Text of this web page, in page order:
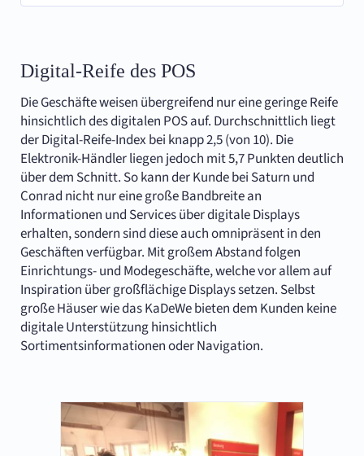
Digital-Reife des POS
Die Geschäfte weisen übergreifend nur eine geringe Reife
hinsichtlich des digitalen POS auf. Durchschnittlich liegt
der Digital-Reife-Index bei knapp 2,5 (von 10). Die
Elektronik-Händler liegen jedoch mit 5,7 Punkten deutlich
über dem Schnitt. So kann der Kunde bei Saturn und
Conrad nicht nur eine große Bandbreite an
Informationen und Services über digitale Displays
erhalten, sondern sind diese auch omnipräsent in den
Geschäften verfügbar. Mit großem Abstand folgen
Einrichtungs- und Modegeschäfte, welche vor allem auf
Inspiration über großflächige Displays setzen. Selbst
große Häuser wie das KaDeWe bieten dem Kunden keine
digitale Unterstützung hinsichtlich
Sortimentsinformationen oder Navigation.